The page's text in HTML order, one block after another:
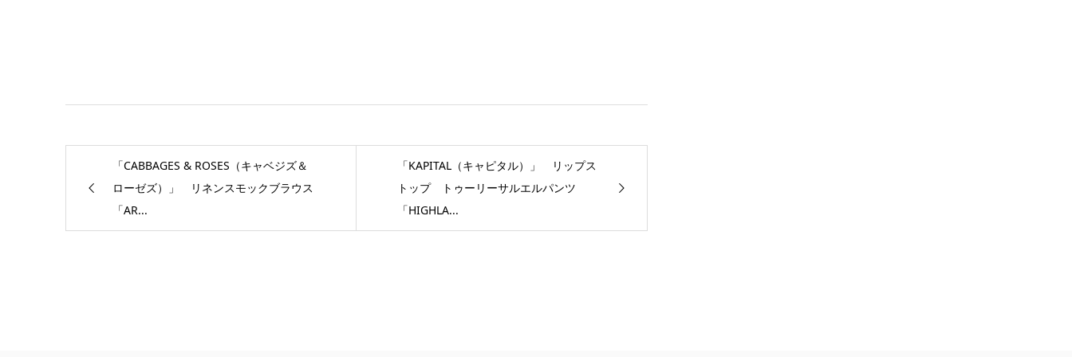
「CABBAGES & ROSES（キャベジズ＆
ローゼズ）」 リネンスモックブラウス
「AR...
「KAPITAL（キャピタル）」 リップス
トップ トゥーリーサルエルパンツ
「HIGHLA...